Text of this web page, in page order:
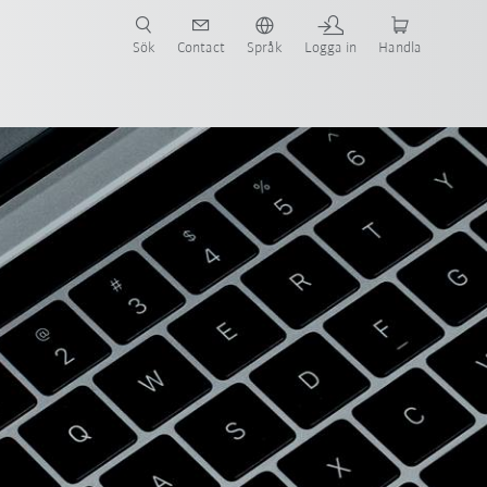
Sök Contact Språk Logga in Handla